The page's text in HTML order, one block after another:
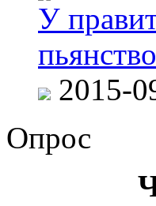
У
2015-
Опрос